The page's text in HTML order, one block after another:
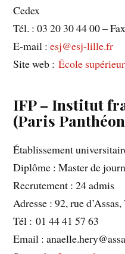
Cedex
Tél. : 03 20 30 44 00 –
E-mail :esj@esj-lille.fr
Site web :École
IFP – Institut
(Paris
Établissement
Diplôme : Master de
Recrutement : 24 admis
Adresse : 92, rue
Tél : 01 44 41 57 63
Email :